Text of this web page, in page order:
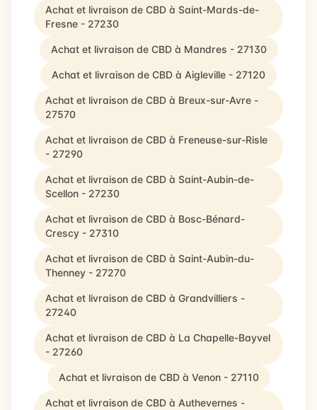
Achat et livraison de CBD à Saint-Mards-de-
Fresne - 27230
Achat et livraison de CBD à Mandres - 27130
Achat et livraison de CBD à Aigleville - 27120
Achat et livraison de CBD à Breux-sur-Avre -
27570
Achat et livraison de CBD à Freneuse-sur-Risle
- 27290
Achat et livraison de CBD à Saint-Aubin-de-
Scellon - 27230
Achat et livraison de CBD à Bosc-Bénard-
Crescy - 27310
Achat et livraison de CBD à Saint-Aubin-du-
Thenney - 27270
Achat et livraison de CBD à Grandvilliers -
27240
Achat et livraison de CBD à La Chapelle-Bayvel
- 27260
Achat et livraison de CBD à Venon - 27110
Achat et livraison de CBD à Authevernes -